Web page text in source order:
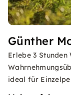
Günther
Erlebe 3
ideal für